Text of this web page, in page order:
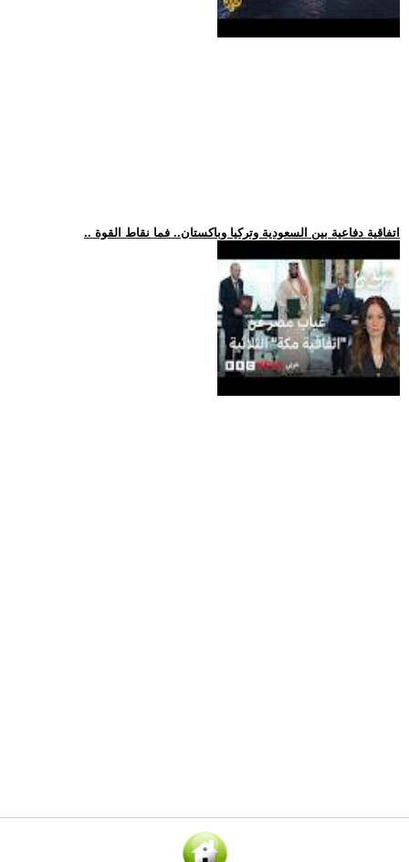
.. اتفاقية دفاعية بين السعودية وتركيا وباكستان.. فما نقاط القوة